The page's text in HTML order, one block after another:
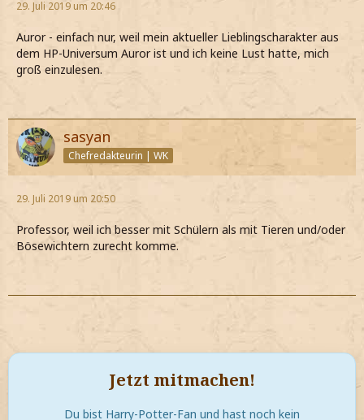
29. Juli 2019 um 20:46
Auror - einfach nur, weil mein aktueller Lieblingscharakter aus
dem HP-Universum Auror ist und ich keine Lust hatte, mich
groß einzulesen.
sasyan
Chefredakteurin | WK
29. Juli 2019 um 20:50
Professor, weil ich besser mit Schülern als mit Tieren und/oder
Bösewichtern zurecht komme.
Jetzt mitmachen!
Du bist Harry-Potter-Fan und hast noch kein